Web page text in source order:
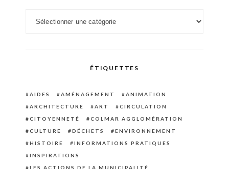
ÉTIQUETTES
AIDES AMÉNAGEMENT
ANIMATION
ARCHITECTURE
ART
CIRCULATION
CITOYENNETÉ
COLMAR AGGLOMÉRATION
CULTURE
DÉCHETS
ENVIRONNEMENT
HISTOIRE
INFORMATIONS PRATIQUES
INSPIRATIONS
LES ACTIONS DE LA MUNICIPALITÉ